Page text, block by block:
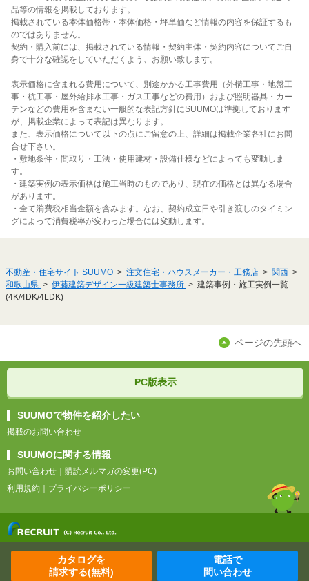
カタログを
請求する(無料)
電話で
問い合わせ
品等の情報を掲載しております。
掲載されている本体価格帯・本体価格・坪単価など情報の内容を保証するも
のではありません。
契約・購入前には、掲載されている情報・契約主体・契約内容についてご自
身で十分な確認をしていただくよう、お願い致します。
表示価格に含まれる費用について、別途かかる工事費用（外構工事・地盤工
事・杭工事・屋外給排水工事・ガス工事などの費用）および照明器具・カー
テンなどの費用を含まない一般的な表記方針にSUUMOは準拠しております
が、掲載企業によって表記は異なります。
また、表示価格について以下の点にご留意の上、詳細は掲載企業各社にお問
合せ下さい。
・敷地条件・間取り・工法・使用建材・設備仕様などによっても変動しま
す。
・建築実例の表示価格は施工当時のものであり、現在の価格とは異なる場合
があります。
・全て消費税相当金額を含みます。なお、契約成立日や引き渡しのタイミン
グによって消費税率が変わった場合には変動します。
不動産・住宅サイト SUUMO 注文住宅・ハウスメーカー・工務店
関西
和歌山県
伊藤建築デザイン一級建築士事務所
建築事例・施工実例一覧
(4K/4DK/4LDK)
ページの先頭へ
PC版表示
SUUMOで物件を紹介したい
掲載のお問い合わせ
SUUMOに関する情報
お問い合わせ
購読メルマガの変更(PC)
利用規約
プライバシーポリシー